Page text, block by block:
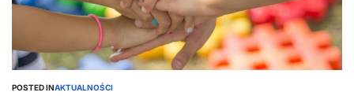
POSTED INAKTUALNOŚCI